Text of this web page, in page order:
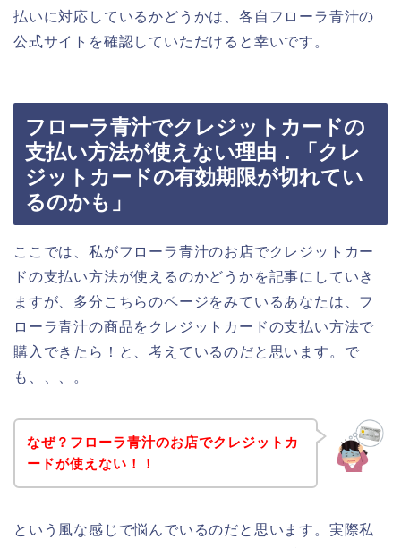
払いに対応しているかどうかは、各自フローラ青汁の
公式サイトを確認していただけると幸いです。
フローラ青汁でクレジットカードの
支払い方法が使えない理由．「クレ
ジットカードの有効期限が切れてい
るのかも」
ここでは、私がフローラ青汁のお店でクレジットカー
ドの支払い方法が使えるのかどうかを記事にしていき
ますが、多分こちらのページをみているあなたは、フ
ローラ青汁の商品をクレジットカードの支払い方法で
購入できたら！と、考えているのだと思います。で
も、、、。
なぜ？フローラ青汁のお店でクレジットカ
ードが使えない！！
という風な感じで悩んでいるのだと思います。実際私